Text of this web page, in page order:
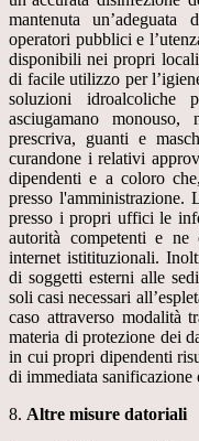
mantenuta
operatori pubblici e
disponibili nei propri
di facile utilizzo per
soluzioni
asciugamano
prescriva, guanti e
curandone i relativi
dipendenti e a coloro
presso l'amministrazione.
presso i propri uffici le
autorità competenti e
internet istitituzionali.
di soggetti esterni alle
soli casi necessari
caso attraverso modalità
materia di protezione dei
in cui propri dipendenti
di immediata
8. Altre misure datoriali